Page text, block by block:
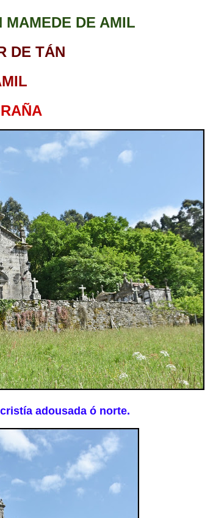
MAMEDE DE AMIL
DE TÁN
adousada ó norte.